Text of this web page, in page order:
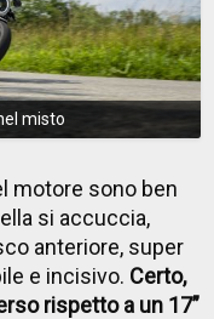
misto
motore sono ben
si accuccia,
anteriore, super
e incisivo. Certo,
rispetto a un 17”